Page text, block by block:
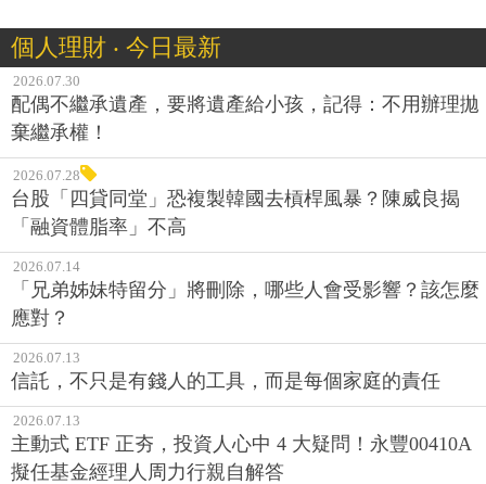
個人理財 ‧ 今日最新
2026.07.30
配偶不繼承遺產，要將遺產給小孩，記得：不用辦理拋
棄繼承權！
2026.07.28
台股「四貸同堂」恐複製韓國去槓桿風暴？陳威良揭
「融資體脂率」不高
2026.07.14
「兄弟姊妹特留分」將刪除，哪些人會受影響？該怎麼
應對？
2026.07.13
信託，不只是有錢人的工具，而是每個家庭的責任
2026.07.13
主動式 ETF 正夯，投資人心中 4 大疑問！永豐00410A
擬任基金經理人周力行親自解答